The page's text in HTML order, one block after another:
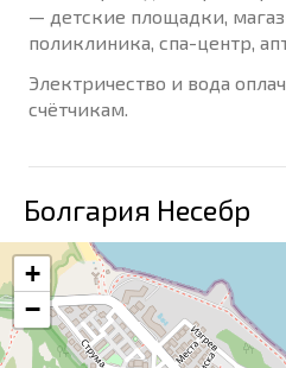
— детские площадки,
поликлиника, спа-центр,
Электричество и вода
счётчикам.
Болгария Несебр
+
−